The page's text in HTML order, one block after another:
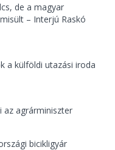
de a magyar
– Interjú Raskó
a külföldi utazási iroda
agrárminiszter
bicikligyár